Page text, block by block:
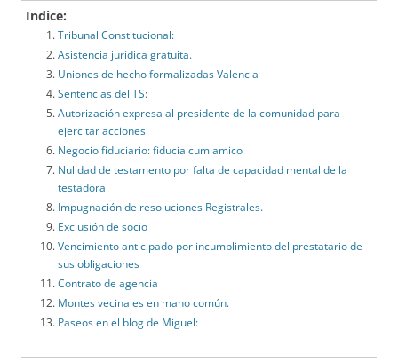
Indice:
Tribunal Constitucional:
Asistencia jurídica gratuita.
Uniones de hecho formalizadas Valencia
Sentencias del TS:
Autorización expresa al presidente de la comunidad para
ejercitar acciones
Negocio fiduciario: fiducia cum amico
Nulidad de testamento por falta de capacidad mental de la
testadora
Impugnación de resoluciones Registrales.
Exclusión de socio
Vencimiento anticipado por incumplimiento del prestatario de
sus obligaciones
Contrato de agencia
Montes vecinales en mano común.
Paseos en el blog de Miguel: